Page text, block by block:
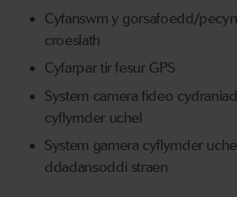
Cyfanswm y gorsafoedd/
croeslath
Cyfarpar tir fesur GPS
System camera fideo
cyflymder uchel
System gamera cyflymder
ddadansoddi straen